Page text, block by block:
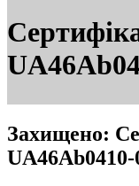
Захищено:
UA46Ab0410-